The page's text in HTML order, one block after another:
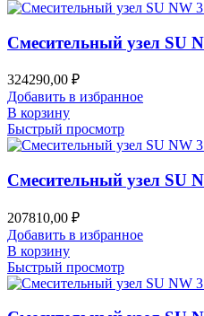
Смесительный узел SU
324290,00 ₽
Добавить в избранное
В корзину
Быстрый просмотр
Смесительный узел SU
207810,00 ₽
Добавить в избранное
В корзину
Быстрый просмотр